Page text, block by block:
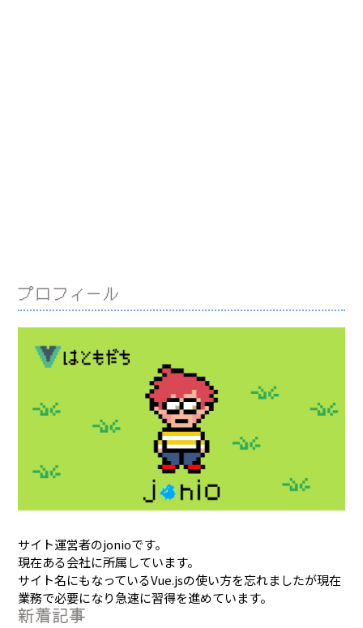
プロフィール
サイト運営者のjonioです。
現在ある会社に所属しています。
サイト名にもなっているVue.jsの使い方を忘れましたが現在
業務で必要になり急速に習得を進めています。
新着記事